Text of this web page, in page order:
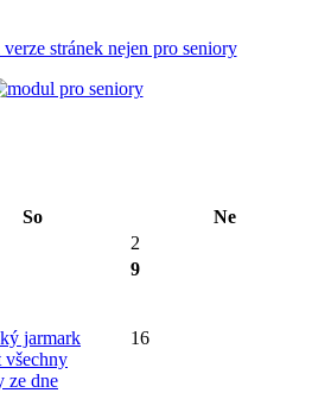
stránek nejen pro seniory
So
Ne
2
9
jarmark
všechny
ze dne
16